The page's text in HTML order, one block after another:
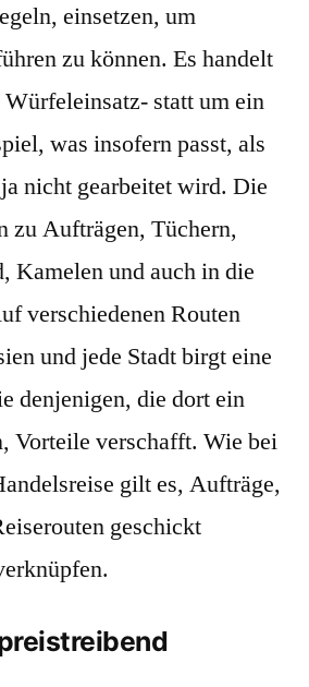
einsetzen, um
zu können. Es handelt
statt um ein
was insofern passt, als
nicht gearbeitet wird. Die
zu Aufträgen, Tüchern,
Kamelen und auch in die
verschiedenen Routen
und jede Stadt birgt eine
denjenigen, die dort ein
Vorteile verschafft. Wie bei
gilt es, Aufträge,
geschickt